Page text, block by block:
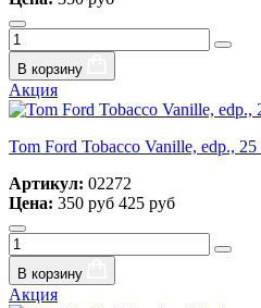
В корзину
Акция
Tom Ford Tobacco Vanille, edp., 25
Артикул: 02272
Цена: 350 руб 425 руб
В корзину
Акция